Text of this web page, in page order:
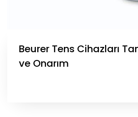
Beurer Tens Cihazları
ve Onarım